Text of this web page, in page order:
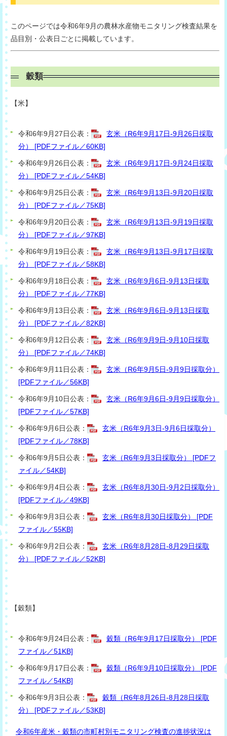
このページでは令和6年9月の農林水産物モニタリング検査結果を
品目別・公表日ごとに掲載しています。
穀類
【米】
令和6年9月27日公表：
玄米（R6年9月17日-9月26日採取
分） [PDFファイル／60KB]
令和6年9月26日公表：
玄米（R6年9月17日-9月24日採取
分） [PDFファイル／54KB]
令和6年9月25日公表：
玄米（R6年9月13日-9月20日採取
分） [PDFファイル／75KB]
令和6年9月20日公表：
玄米（R6年9月13日-9月19日採取
分） [PDFファイル／97KB]
令和6年9月19日公表：
玄米（R6年9月13日-9月17日採取
分） [PDFファイル／58KB]
令和6年9月18日公表：
玄米（R6年9月6日-9月13日採取
分） [PDFファイル／77KB]
令和6年9月13日公表：
玄米（R6年9月6日-9月13日採取
分） [PDFファイル／82KB]
令和6年9月12日公表：
玄米（R6年9月9日-9月10日採取
分） [PDFファイル／74KB]
令和6年9月11日公表：
玄米（R6年9月5日-9月9日採取分）
[PDFファイル／56KB]
令和6年9月10日公表：
玄米（R6年9月6日-9月9日採取分）
[PDFファイル／57KB]
令和6年9月6日公表：
玄米（R6年9月3日-9月6日採取分）
[PDFファイル／78KB]
令和6年9月5日公表：
玄米（R6年9月3日採取分） [PDFフ
ァイル／54KB]
令和6年9月4日公表：
玄米（R6年8月30日-9月2日採取分）
[PDFファイル／49KB]
令和6年9月3日公表：
玄米（R6年8月30日採取分） [PDF
ファイル／55KB]
令和6年9月2日公表：
玄米（R6年8月28日-8月29日採取
分） [PDFファイル／52KB]
【穀類】
令和6年9月24日公表：
穀類（R6年9月17日採取分） [PDF
ファイル／51KB]
令和6年9月17日公表：
穀類（R6年9月10日採取分） [PDF
ファイル／54KB]
令和6年9月3日公表：
穀類（R6年8月26日-8月28日採取
分） [PDFファイル／53KB]
令和6年産米・穀類の市町村別モニタリング検査の進捗状況は